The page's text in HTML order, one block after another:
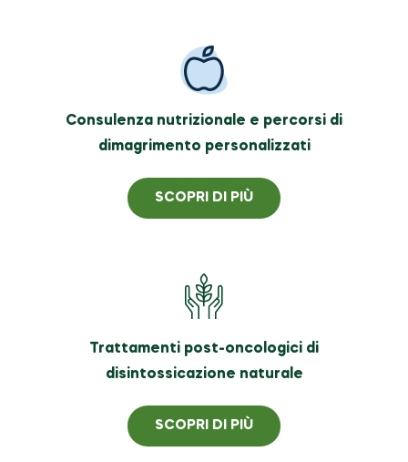
Consulenza nutrizionale e percorsi di
dimagrimento personalizzati
SCOPRI DI PIÙ
Trattamenti post-oncologici di
disintossicazione naturale
SCOPRI DI PIÙ